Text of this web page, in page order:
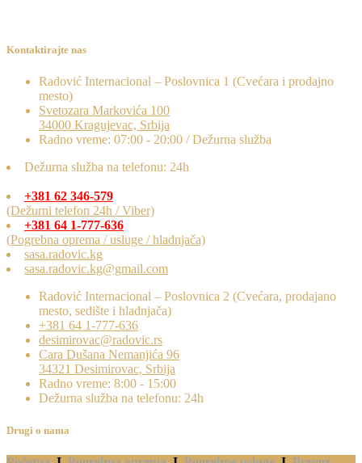
Kontaktirajte nas
Radović Internacional – Poslovnica 1 (Cvećara i prodajno
mesto)
Svetozara Markovića 100
34000 Kragujevac, Srbija
Radno vreme: 07:00 - 20:00 / Dežurna služba
Dežurna služba na telefonu: 24h
+381 62 346-579
(Dežurni telefon 24h / Viber)
+381 64 1-777-636
(Pogrebna oprema / usluge / hladnjača)
sasa.radovic.kg
sasa.radovic.kg@gmail.com
Radović Internacional – Poslovnica 2 (Cvećara, prodajano
mesto, sedište i hladnjača)
+381 64 1-777-636
desimirovac@radovic.rs
Cara Dušana Nemanjića 96
34321 Desimirovac, Srbija
Radno vreme: 8:00 - 15:00
Dežurna služba na telefonu: 24h
Drugi o nama